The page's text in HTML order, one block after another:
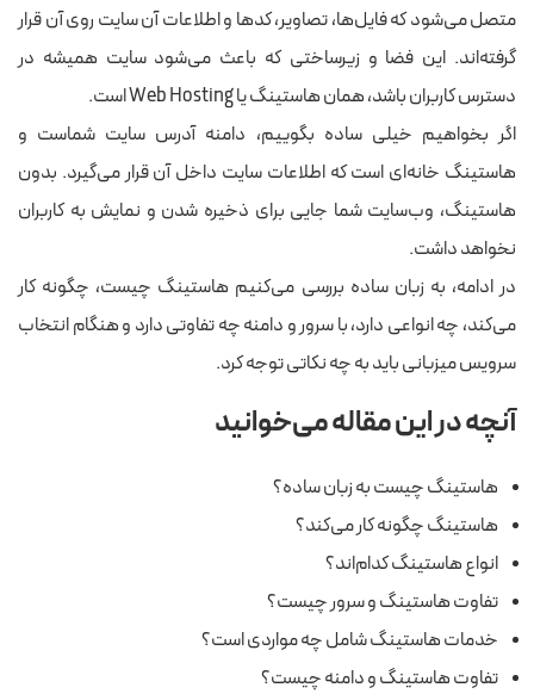
متصل می‌شود که فایل‌ها، تصاویر، کدها و اطلاعات آن سایت روی آن قرار
گرفته‌اند. این فضا و زیرساختی که باعث می‌شود سایت همیشه در
دسترس کاربران باشد، همان هاستینگ یا Web Hosting است.
اگر بخواهیم خیلی ساده بگوییم، دامنه آدرس سایت شماست و
هاستینگ خانه‌ای است که اطلاعات سایت داخل آن قرار می‌گیرد. بدون
هاستینگ، وب‌سایت شما جایی برای ذخیره شدن و نمایش به کاربران
نخواهد داشت.
در ادامه، به زبان ساده بررسی می‌کنیم هاستینگ چیست، چگونه کار
می‌کند، چه انواعی دارد، با سرور و دامنه چه تفاوتی دارد و هنگام انتخاب
سرویس میزبانی باید به چه نکاتی توجه کرد.
آنچه در این مقاله می‌خوانید
هاستینگ چیست به زبان ساده؟
هاستینگ چگونه کار می‌کند؟
انواع هاستینگ کدام‌اند؟
تفاوت هاستینگ و سرور چیست؟
خدمات هاستینگ شامل چه مواردی است؟
تفاوت هاستینگ و دامنه چیست؟